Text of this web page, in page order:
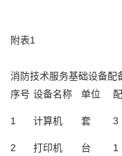
附表1
消防技术服务基础设备配
序号 设备名称 单位
1 计算机 套 3
2
打印机 台 1